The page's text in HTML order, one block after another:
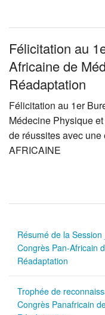
Félicitation au
Africaine de
Réadaptation
Félicitation au 1er
Médecine Physique
de réussites avec
AFRICAINE
Résumé de la
Congrès Pan-Africain
Réadaptation
Trophée de
Congrès Panafricain